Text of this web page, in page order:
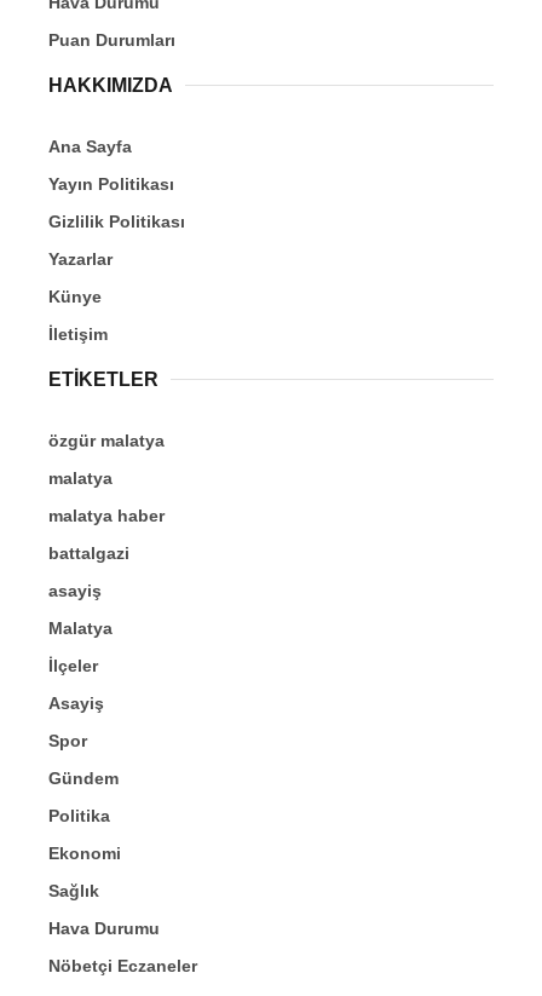
Puan Durumları
HAKKIMIZDA
Ana Sayfa
Yayın Politikası
Gizlilik Politikası
Yazarlar
Künye
İletişim
ETİKETLER
özgür malatya
malatya
malatya haber
battalgazi
asayiş
Malatya
İlçeler
Asayiş
Spor
Gündem
Politika
Ekonomi
Sağlık
Hava Durumu
Nöbetçi Eczaneler